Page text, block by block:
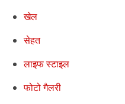
खेल
सेहत
लाइफ स्टाइल
फोटो गैलरी